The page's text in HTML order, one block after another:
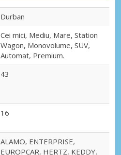
Durban
Cei mici, Mediu, Mare, Station
Wagon, Monovolume, SUV,
Automat, Premium.
43
16
ALAMO, ENTERPRISE,
EUROPCAR, HERTZ, KEDDY,